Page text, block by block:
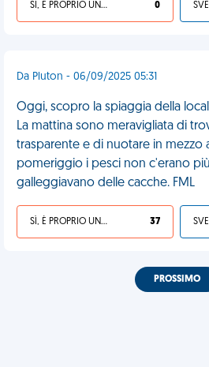
SÌ, È PROPRIO UNA VDM! 0
Da Pluton - 06/09/2025 05:31
Oggi, scopro la spiaggia della
La mattina sono meravigliata di
trasparente e di nuotare in mezzo
pomeriggio i pesci non c'erano
galleggiavano delle cacche. FML
SÌ, È PROPRIO UNA VDM! 37
PROSSIMO